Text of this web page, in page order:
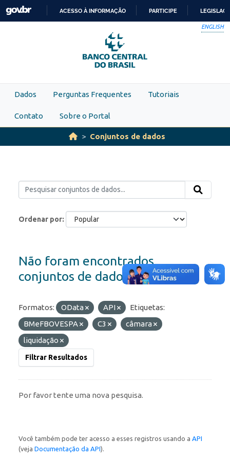
Skip to main content
PARA
O
CONTEÚDO
ACESSO À INFORMAÇÃO PARTICIPE
ENGLISH
Dados Perguntas Frequentes Tutoriais
Contato Sobre o Portal
Conjuntos de dados
Ordenar por
Não foram encontrados
conjuntos de dados
Formatos: OData API
Etiquetas:
BMeFBOVESPA
C3
câmara
liquidação
Filtrar Resultados
Por favor tente uma nova pesquisa.
Você também pode ter acesso a esses registros usando a API
(veja Documentação da API).